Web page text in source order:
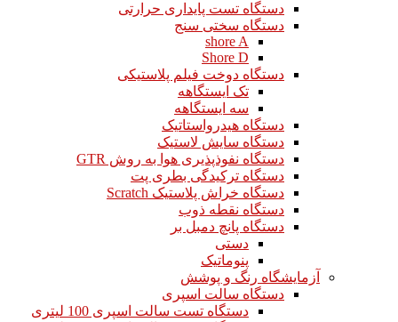
دستگاه تست پایداری حرارتی
دستگاه سختی سنج
shore A
Shore D
دستگاه دوخت فیلم پلاستیکی
تک ایستگاهه
سه ایستگاهه
دستگاه هیدرواستاتیک
دستگاه سایش لاستیک
دستگاه نفوذپذیری هوا به روش GTR
دستگاه ترکیدگی بطری پت
دستگاه خراش پلاستیک Scratch
دستگاه نقطه ذوب
دستگاه پانچ دمبل بر
دستی
پنوماتیک
آزمایشگاه رنگ و پوشش
دستگاه سالت اسپری
دستگاه تست سالت اسپری 100 لیتری